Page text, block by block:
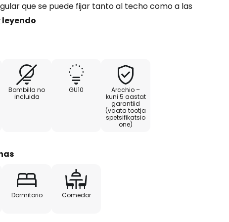
que se puede fijar tanto al techo como a las
tres potentes focos, permite iluminar de forma óptima
diferentes partes de una habitación con su luz
los focos se pueden orientar a voluntad.
leyendo
Bombilla no
incluida
GU10
Arcchio –
kuni 5 aastat
garantiid
(vaata tootja
spetsifikatsio
one)
Dormitorio Comedor